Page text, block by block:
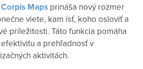
Corpis Maps prináša nový rozmer
viete, kam ísť, koho osloviť a
príležitosti. Táto funkcia pomáha
a prehľadnosť v
aktivitách.